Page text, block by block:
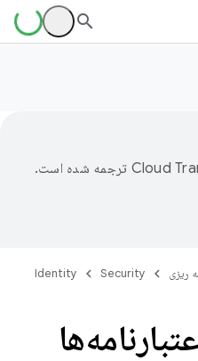
ترجمه شده است.
ریزی Security
Identity